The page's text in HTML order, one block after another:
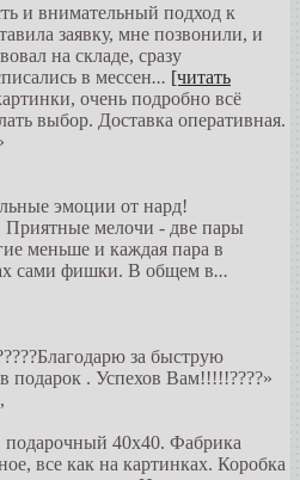
и внимательный подход к
заявку, мне позвонили, и
на складе, сразу
в мессен... [читать
очень подробно всё
выбор. Доставка оперативная.
эмоции от нард!
Приятные мелочи - две пары
меньше и каждая пара в
сами фишки. В общем в...
за быструю
подарок . Успехов Вам!!!!!????»
,
40х40. Фабрика
все как на картинках. Коробка